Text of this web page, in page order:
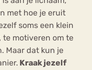
met hoe je eruit
soms een klein
te motiveren om te
Maar dat kun je
Kraak jezelf